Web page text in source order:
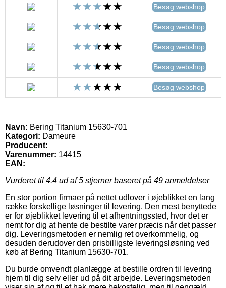
Besøg webshop
Besøg webshop
Besøg webshop
Besøg webshop
Besøg webshop
Navn: Bering Titanium 15630-701
Kategori: Dameure
Producent:
Varenummer: 14415
EAN:
Vurderet til 4.4 ud af 5 stjerner baseret på 49 anmeldelser
En stor portion firmaer på nettet udlover i øjeblikket en lang
række forskellige løsninger til levering. Den mest benyttede
er for øjeblikket levering til et afhentningssted, hvor det er
nemt for dig at hente de bestilte varer præcis når det passer
dig. Leveringsmetoden er nemlig ret overkommelig, og
desuden derudover den prisbilligste leveringsløsning ved
køb af Bering Titanium 15630-701.
Du burde omvendt planlægge at bestille ordren til levering
hjem til dig selv eller ud på dit arbejde. Leveringsmetoden